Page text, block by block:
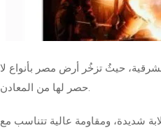
حيثُ تزخُر أرض مصر بأنواع لا
حصر لها من المعادن.